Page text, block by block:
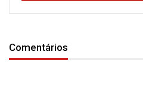
Comentários